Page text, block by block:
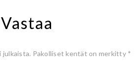
Vastaa
Pakolliset kentät on merkitty *